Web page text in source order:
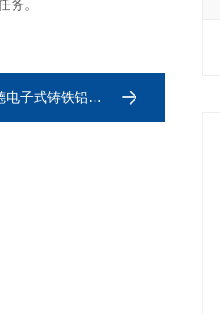
务。
合金电动执行器参数